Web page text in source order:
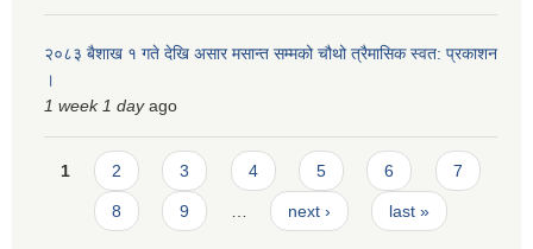
२०८३ बैशाख १ गते देखि असार मसान्त सम्मको चौथो त्रैमासिक स्वत: प्रकाशन
।
1 week 1 dayago
Pages
1 2 3 4 5 6 7
8 9 next › last »